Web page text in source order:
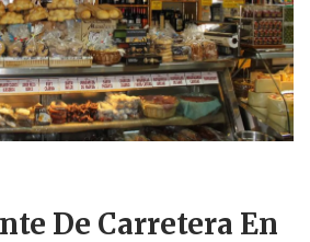
De Carretera En